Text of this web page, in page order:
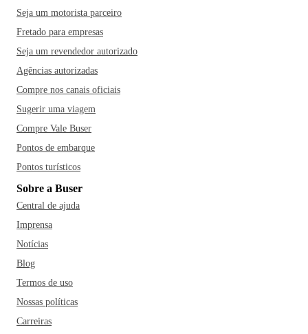
Seja um motorista parceiro
Fretado para empresas
Seja um revendedor autorizado
Agências autorizadas
Compre nos canais oficiais
Sugerir uma viagem
Compre Vale Buser
Pontos de embarque
Pontos turísticos
Sobre a Buser
Central de ajuda
Imprensa
Notícias
Blog
Termos de uso
Nossas políticas
Carreiras